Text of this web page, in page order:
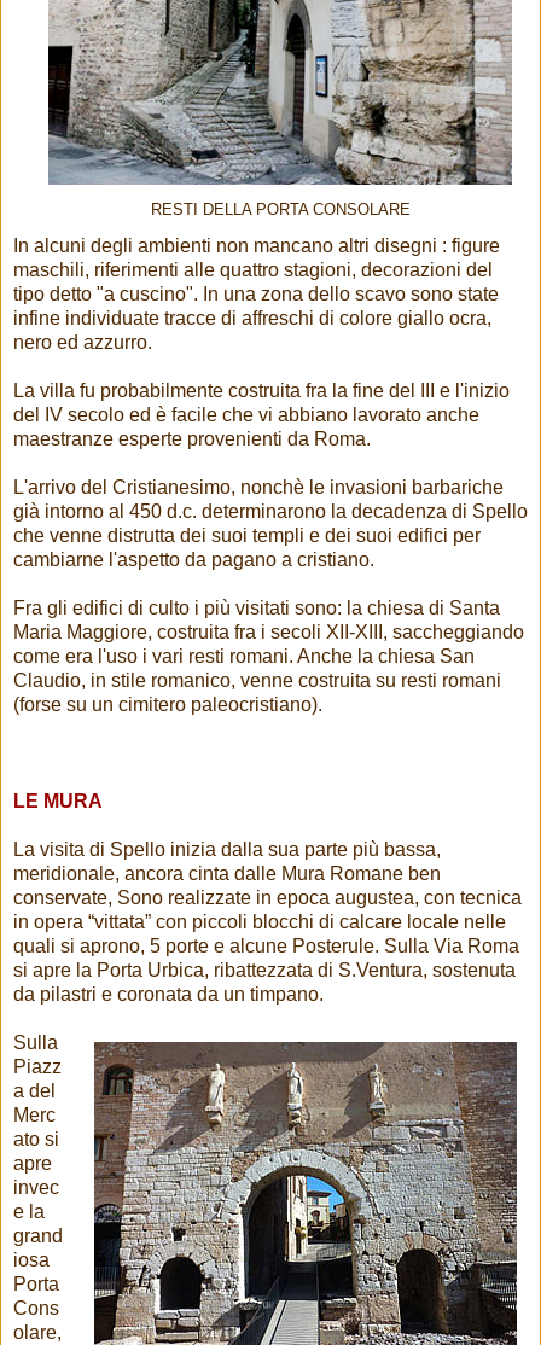
RESTI DELLA PORTA CONSOLARE
In alcuni degli ambienti non mancano altri disegni : figure
maschili, riferimenti alle quattro stagioni, decorazioni del
tipo detto "a cuscino". In una zona dello scavo sono state
infine individuate tracce di affreschi di colore giallo ocra,
nero ed azzurro.
La villa fu probabilmente costruita fra la fine del III e l'inizio
del IV secolo ed è facile che vi abbiano lavorato anche
maestranze esperte provenienti da Roma.
L'arrivo del Cristianesimo, nonchè le invasioni barbariche
già intorno al 450 d.c. determinarono la decadenza di Spello
che venne distrutta dei suoi templi e dei suoi edifici per
cambiarne l'aspetto da pagano a cristiano.
Fra gli edifici di culto i più visitati sono: la chiesa di Santa
Maria Maggiore, costruita fra i secoli XII-XIII, saccheggiando
come era l'uso i vari resti romani. Anche la chiesa San
Claudio, in stile romanico, venne costruita su resti romani
(forse su un cimitero paleocristiano).
LE MURA
La visita di Spello inizia dalla sua parte più bassa,
meridionale, ancora cinta dalle Mura Romane ben
conservate, Sono realizzate in epoca augustea, con tecnica
in opera “vittata” con piccoli blocchi di calcare locale nelle
quali si aprono, 5 porte e alcune Posterule. Sulla Via Roma
si apre la Porta Urbica, ribattezzata di S.Ventura, sostenuta
da pilastri e coronata da un timpano.
Sulla
Piazz
a del
Merc
ato si
apre
invec
e la
grand
iosa
Porta
Cons
olare,